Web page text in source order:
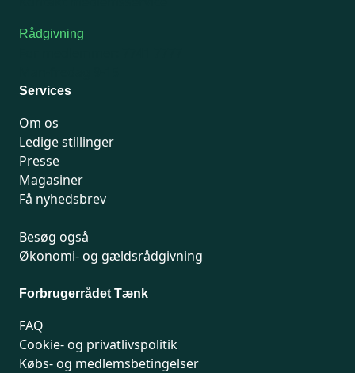
Rådgivning
Services
Om os
Ledige stillinger
Presse
Magasiner
Få nyhedsbrev
Besøg også
Økonomi- og gældsrådgivning
Forbrugerrådet Tænk
FAQ
Cookie- og privatlivspolitik
Købs- og medlemsbetingelser